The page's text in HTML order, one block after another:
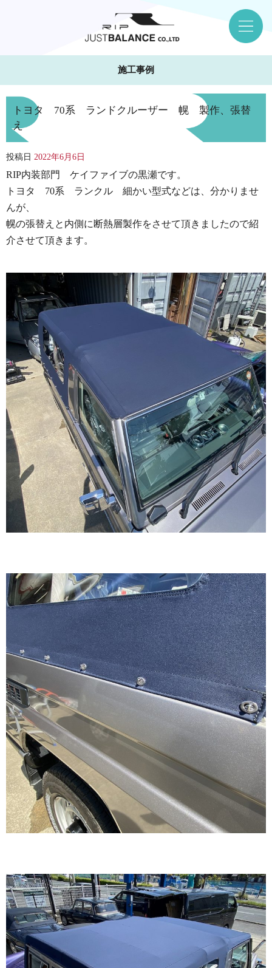
施工事例
トヨタ 70系 ランドクルーザー 幌 製作、張替
え
投稿日 2022年6月6日
RIP内装部門 ケイファイブの黒瀬です。
トヨタ 70系 ランクル 細かい型式などは、分かりませ
んが、
幌の張替えと内側に断熱層製作をさせて頂きましたので紹
介させて頂きます。